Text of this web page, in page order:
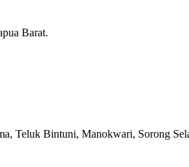
Barat.
Teluk Bintuni, Manokwari, Sorong